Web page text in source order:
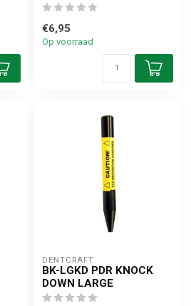
€6,95
Op voorraad
DENTCRAFT
BK-LGKD PDR KNOCK
DOWN LARGE